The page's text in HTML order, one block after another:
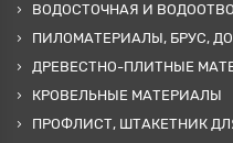
ВОДОСТОЧНАЯ И
ПИЛОМАТЕРИАЛЫ, БРУС,
ДРЕВЕСТНО-ПЛИТНЫЕ
КРОВЕЛЬНЫЕ МАТЕРИАЛЫ
ПРОФЛИСТ, ШТАКЕТНИК